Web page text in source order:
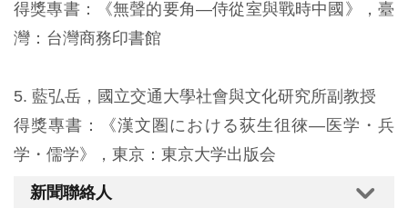
得獎專書：《無聲的要角—侍從室與戰時中國》，臺
灣：台灣商務印書館
5. 藍弘岳，國立交通大學社會與文化研究所副教授
得獎專書：《漢文圏における荻生徂徠―医学・兵
学・儒学》，東京：東京大学出版会
新聞聯絡人